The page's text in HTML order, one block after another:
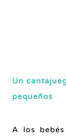
Un
pequeños
A los